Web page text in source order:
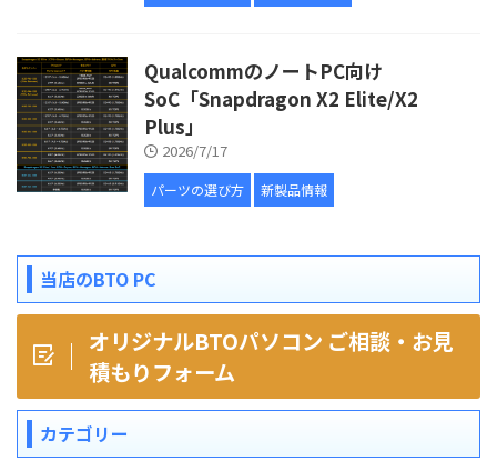
QualcommのノートPC向け
SoC「Snapdragon X2 Elite/X2
Plus」
2026/7/17
パーツの選び方 新製品情報
当店のBTO PC
オリジナルBTOパソコン ご相談・お見
積もりフォーム
カテゴリー